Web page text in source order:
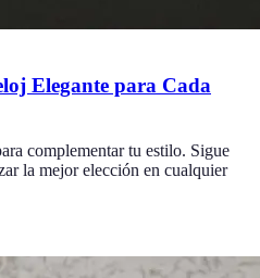
Elegante para Cada
complementar tu estilo. Sigue
la mejor elección en cualquier